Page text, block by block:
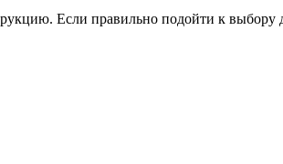
Если правильно подойти к